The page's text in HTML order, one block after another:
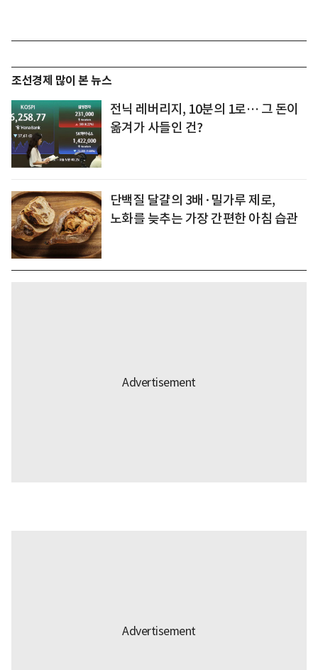
조선경제 많이 본 뉴스
전닉 레버리지, 10분의 1로… 그 돈이
옮겨가 사들인 건?
단백질 달걀의 3배·밀가루 제로,
노화를 늦추는 가장 간편한 아침 습관